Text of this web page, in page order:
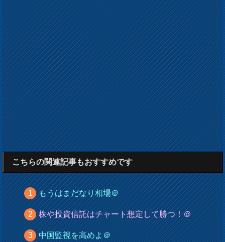
こちらの関連記事もおすすめです
もうはまだなり相場＠
株や投資信託はチャート想定して勝つ！＠
中国監視を高めよ＠